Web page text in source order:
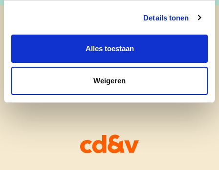
Details tonen
Alles toestaan
Weigeren
cd&v Wetteren